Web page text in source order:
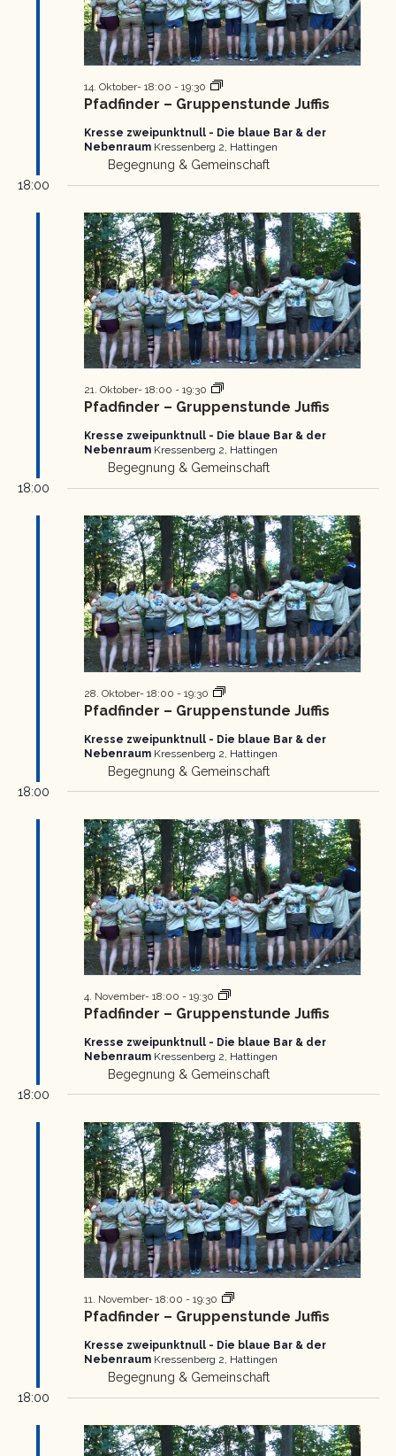
Pfadfinder – Gruppenstunde Juffis
14. Oktober- 18:00 - 19:30
Pfadfinder
Gruppenstunde
Kresse zweipunktnull - Die blaue Bar & der
Nebenraum Kressenberg 2, Hattingen
Begegnung & Gemeinschaft
18:00
Pfadfinder – Gruppenstunde Juffis
21. Oktober- 18:00 - 19:30
Pfadfinder
Gruppenstunde
Kresse zweipunktnull - Die blaue Bar & der
Nebenraum Kressenberg 2, Hattingen
Begegnung & Gemeinschaft
18:00
Pfadfinder – Gruppenstunde Juffis
28. Oktober- 18:00 - 19:30
Pfadfinder
Gruppenstunde
Kresse zweipunktnull - Die blaue Bar & der
Nebenraum Kressenberg 2, Hattingen
Begegnung & Gemeinschaft
18:00
Pfadfinder – Gruppenstunde Juffis
4. November- 18:00 - 19:30
Pfadfinder
Gruppenstunde
Kresse zweipunktnull - Die blaue Bar & der
Nebenraum Kressenberg 2, Hattingen
Begegnung & Gemeinschaft
18:00
Pfadfinder – Gruppenstunde Juffis
11. November- 18:00 - 19:30
Pfadfinder
Gruppenstunde
Kresse zweipunktnull - Die blaue Bar & der
Nebenraum Kressenberg 2, Hattingen
Begegnung & Gemeinschaft
18:00